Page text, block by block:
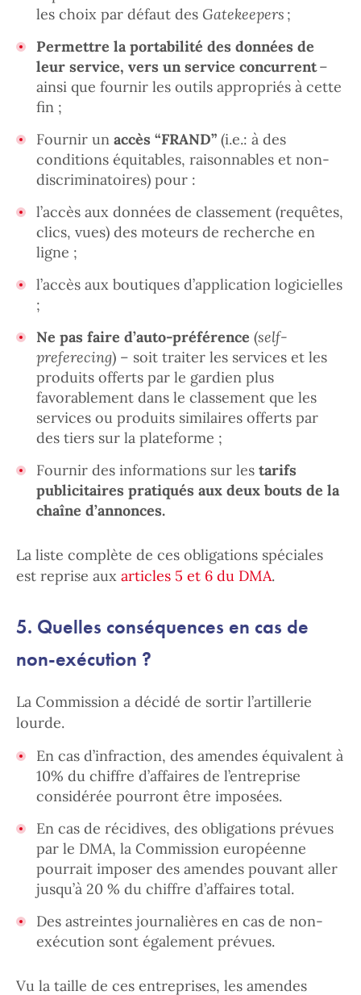
les choix par défaut des Gatekeepers ;
Permettre la portabilité des données de
leur service, vers un service concurrent–
ainsi que fournir les outils appropriés à cette
fin ;
Fournir un accès “FRAND” (i.e.: à des
conditions équitables, raisonnables et non-
discriminatoires) pour :
l’accès aux données de classement (requêtes,
clics, vues) des moteurs de recherche en
ligne ;
l’accès aux boutiques d’application logicielles
;
Ne pas faire d’auto-préférence (self-
preferecing) – soit traiter les services et les
produits offerts par le gardien plus
favorablement dans le classement que les
services ou produits similaires offerts par
des tiers sur la plateforme ;
Fournir des informations sur les tarifs
publicitaires pratiqués aux deux bouts de la
chaîne d’annonces.
La liste complète de ces obligations spéciales
est reprise aux articles 5 et 6 du DMA.
5. Quelles conséquences en cas de
non-exécution ?
La Commission a décidé de sortir l’artillerie
lourde.
En cas d’infraction, des amendes équivalent à
10% du chiffre d’affaires de l’entreprise
considérée pourront être imposées.
En cas de récidives, des obligations prévues
par le DMA, la Commission européenne
pourrait imposer des amendes pouvant aller
jusqu’à 20 % du chiffre d’affaires total.
Des astreintes journalières en cas de non-
exécution sont également prévues.
Vu la taille de ces entreprises, les amendes